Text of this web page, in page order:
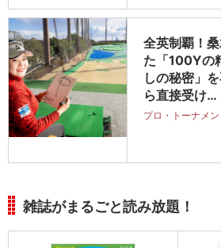
全英制覇！
た「100Yの
しの秘密」
ら直接受け…
プロ・トーナメン
雑誌がまるごと読み放題！